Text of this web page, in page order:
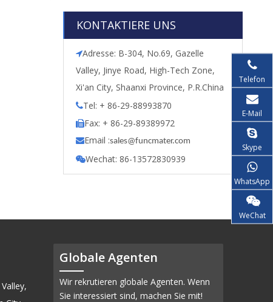
KONTAKTIERE UNS
Adresse: B-304, No.69, Gazelle
Valley, Jinye Road, High-Tech Zone,
Xi'an City, Shaanxi Province, P.R.China
Tel: + 86-29-88993870
Fax: + 86-29-89389972
Email :sales@funcmater.com
Wechat: 86-13572830939
Telefon
E-Mail
Skype
WhatsApp
WeChat
Globale Agenten
Wir rekrutieren globale Agenten. Wenn
Sie interessiert sind, machen Sie mit!